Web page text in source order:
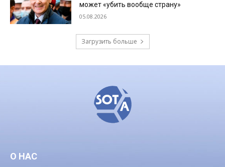
может «убить вообще страну»
05.08.2026
Загрузить больше
О НАС